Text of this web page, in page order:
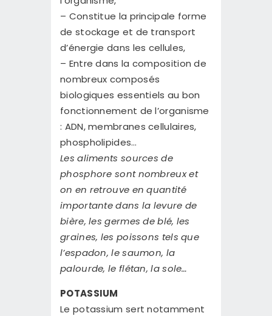
– Constitue la principale forme
de stockage et de transport
d’énergie dans les cellules,
– Entre dans la composition de
nombreux composés
biologiques essentiels au bon
fonctionnement de l’organisme
: ADN, membranes cellulaires,
phospholipides…
Les aliments sources de
phosphore sont nombreux et
on en retrouve en quantité
importante dans la levure de
bière, les germes de blé, les
graines, les poissons tels que
l’espadon, le saumon, la
palourde, le flétan, la sole…
POTASSIUM
Le potassium sert notamment